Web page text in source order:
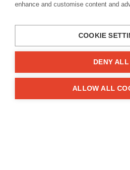
Impressum
enhance and customise content and
COOKIE
DENY ALL
ALLOW ALL